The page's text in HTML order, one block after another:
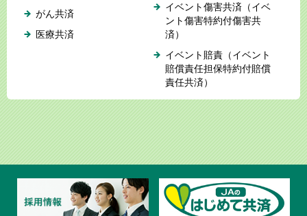
がん共済
医療共済
イベント傷害共済（イベ
ント傷害特約付傷害共
済）
イベント賠責（イベント
賠償責任担保特約付賠償
責任共済）